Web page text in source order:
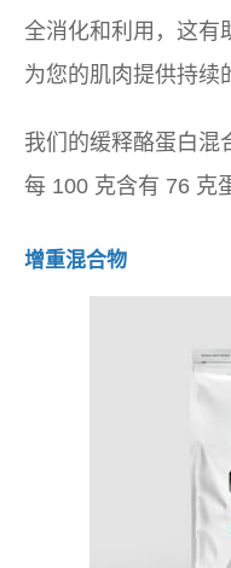
全消化和利用，这有
为您的肌肉提供持续
我们的缓释酪蛋白混
每 100 克含有 76 克
增重混合物